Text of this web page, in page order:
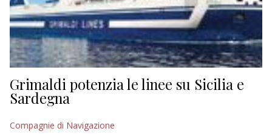
Grimaldi potenzia le linee su Sicilia e
Sardegna
Compagnie di Navigazione